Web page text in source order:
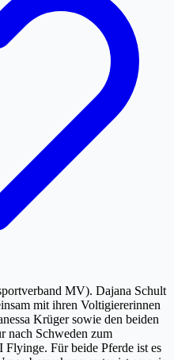
MV). Dajana Schult
mit ihren Voltigiererinnen
Krüger sowie den beiden
nach Schweden zum
Für beide Pferde ist es